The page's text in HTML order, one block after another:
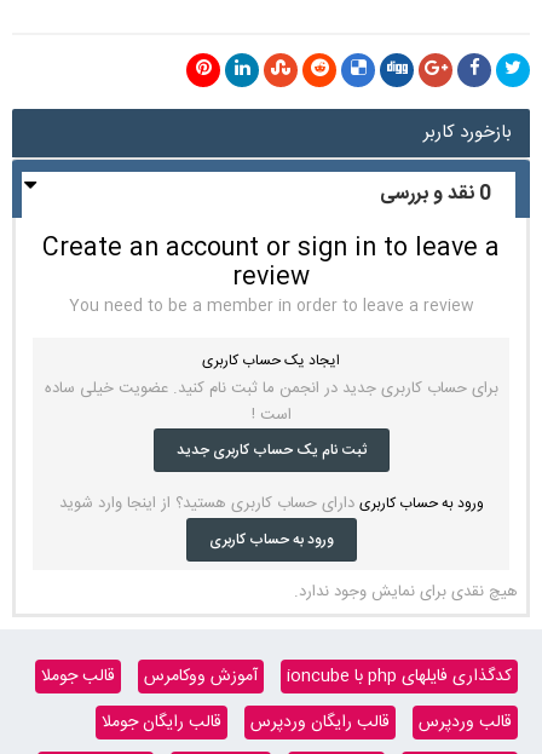
بازخورد کاربر
0 نقد و بررسی
Create an account or sign in to leave a
review
You need to be a member in order to leave a review
ایجاد یک حساب کاربری
برای حساب کاربری جدید در انجمن ما ثبت نام کنید. عضویت خیلی ساده
است !
ثبت نام یک حساب کاربری جدید
ورود به حساب کاربری دارای حساب کاربری هستید؟ از اینجا وارد شوید
ورود به حساب کاربری
هیچ نقدی برای نمایش وجود ندارد.
کدگذاری فایلهای php با ioncube آموزش ووکامرس
قالب جوملا
قالب وردپرس
قالب رایگان وردپرس
قالب رایگان جوملا